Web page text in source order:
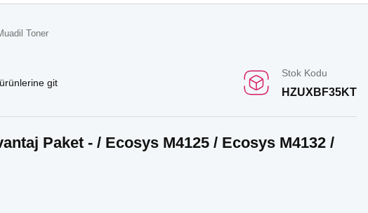
Toner
git
Stok Kodu
HZUXBF35KT
Paket - / Ecosys M4125 / Ecosys M4132 /